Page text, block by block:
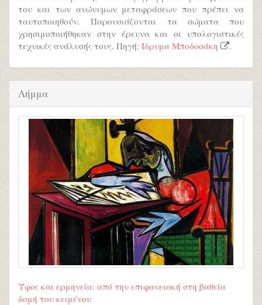
του και των ανώνυμων μεταφράσεων που πρέπει να
ταυτοποιηθούν. Παρουσιάζονται τα σώματα που
χρησιμοποιήθηκαν στην έρευνα και οι υπολογιστικές
τεχνικές ανάλυσής τους. Πηγή: Ίδρυμα Μποδοσάκη .
Λήμμα
Ύφος και ερμηνεία: από την επιφανειακή στη βαθεία
δομή του κειμένου